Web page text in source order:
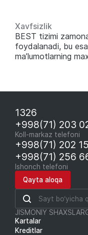
Xavfsizlik
BEST tizimi
foydalanadi, bu
ma’lumotlarning
1326
+998(71) 203
Koll-markaz telefoni
+998(71) 202
+998(71) 256
Ishonch telefoni
Qayta aloqa
JISMONIY
Kartalar
Kreditlar